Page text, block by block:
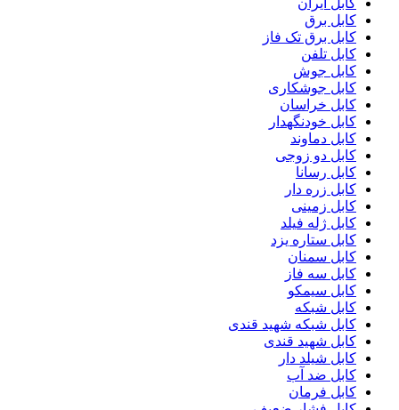
کابل ایران
کابل برق
کابل برق تک فاز
کابل تلفن
کابل جوش
کابل جوشکاری
کابل خراسان
کابل خودنگهدار
کابل دماوند
کابل دو زوجی
کابل رسانا
کابل زره دار
کابل زمینی
کابل ژله فیلد
کابل ستاره یزد
کابل سمنان
کابل سه فاز
کابل سیمکو
کابل شبکه
کابل شبکه شهید قندی
کابل شهید قندی
کابل شیلد دار
کابل ضد آب
کابل فرمان